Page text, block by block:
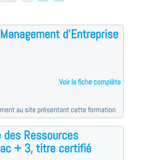
d'Entreprise
Voir la fiche complète
au site présentant cette formation
des Ressources
+ 3, titre certifié